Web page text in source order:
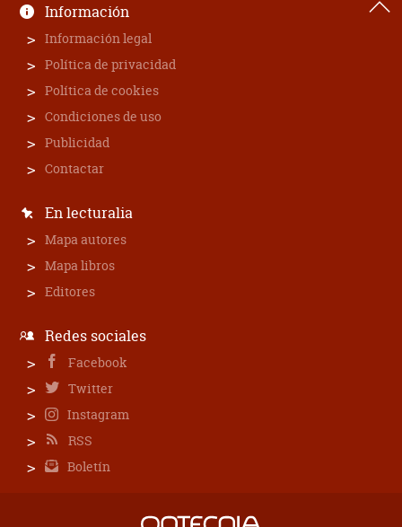
Información
Información legal
Política de privacidad
Política de cookies
Condiciones de uso
Publicidad
Contactar
En lecturalia
Mapa autores
Mapa libros
Editores
Redes sociales
Facebook
Twitter
Instagram
RSS
Boletín